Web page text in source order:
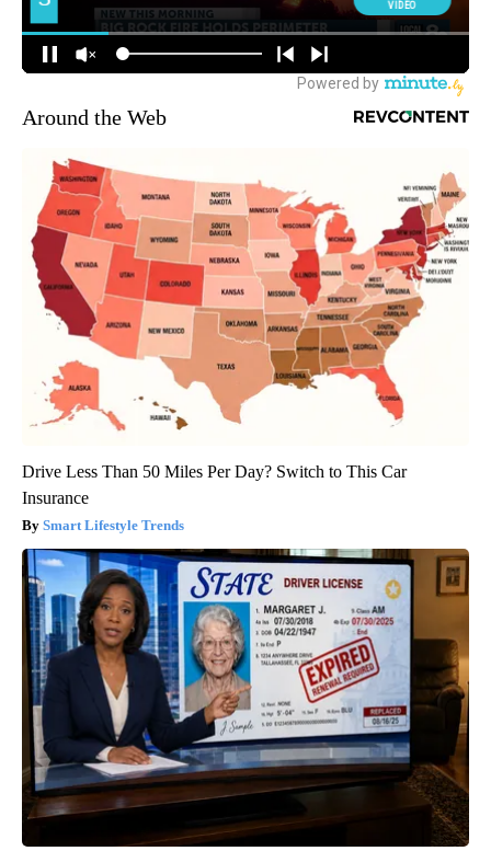
Around the Web
Drive Less Than 50 Miles Per Day? Switch to This Car
Insurance
Smart Lifestyle Trends